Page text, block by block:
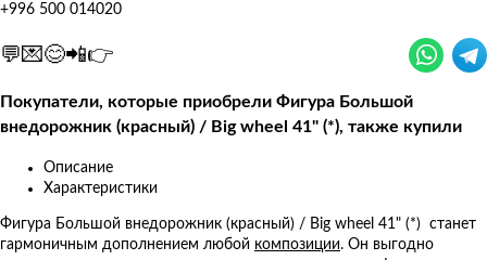
+996 500 014020
💬💌😊📲👉
Покупатели, которые приобрели Фигура Большой
внедорожник (красный) / Big wheel 41" (*), также купили
Описание
Характеристики
Фигура Большой внедорожник (красный) / Big wheel 41" (*) станет
гармоничным дополнением любой композиции. Он выгодно